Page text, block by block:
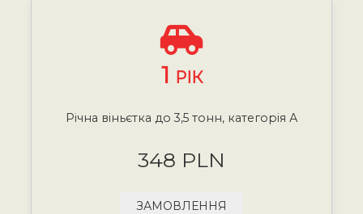
1 РІК
Річна віньєтка до 3,5 тонн, категорія А
348 PLN
ЗАМОВЛЕННЯ